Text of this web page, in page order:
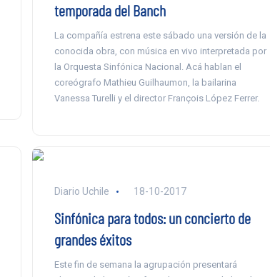
temporada del Banch
La compañía estrena este sábado una versión de la
conocida obra, con música en vivo interpretada por
la Orquesta Sinfónica Nacional. Acá hablan el
coreógrafo Mathieu Guilhaumon, la bailarina
Vanessa Turelli y el director François López Ferrer.
Diario Uchile 18-10-2017
Sinfónica para todos: un concierto de
grandes éxitos
Este fin de semana la agrupación presentará